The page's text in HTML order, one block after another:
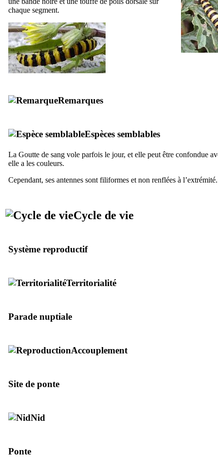
chaque segment.
Remarques
Espèces semblables
La Goutte de sang vole parfois le jour, et elle peut être confondue
elle a les couleurs.
Cependant, ses antennes sont filiformes et non renflées à l’extrémité.
Cycle de vie
Système reproductif
Territorialité
Parade nuptiale
Accouplement
Site de ponte
Nid
Ponte